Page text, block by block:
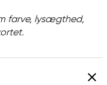
farve, lysægthed,